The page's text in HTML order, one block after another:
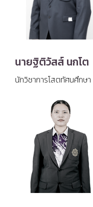
นายฐิติวัสส์ นกโต
นักวิชาการโสตทัศนศึกษา